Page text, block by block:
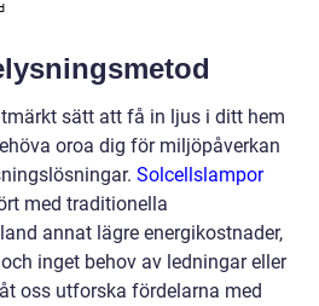
sätt att få in ljus i ditt hem
oroa dig för miljöpåverkan
Solcellslampor
med traditionella
annat lägre energikostnader,
inget behov av ledningar eller
oss utforska fördelarna med